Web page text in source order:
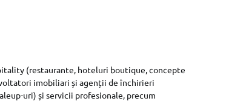
(restaurante, hoteluri boutique, concepte
imobiliari și agenții de închirieri
uri) și servicii profesionale, precum